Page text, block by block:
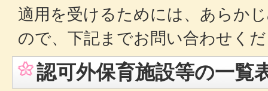
適用を受けるためには、あらか
ので、下記までお問い合わせく
認可外保育施設等の一覧